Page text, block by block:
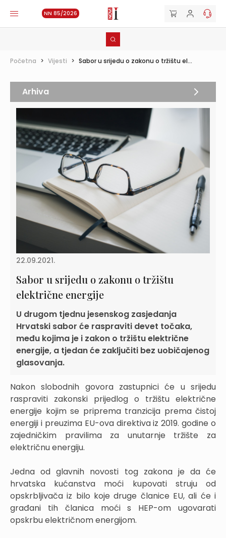
NN 85/2026
Početna > Vijesti > Sabor u srijedu o zakonu o tržištu el...
22.09.2021.
Sabor u srijedu o zakonu o tržištu
električne energije
U drugom tjednu jesenskog zasjedanja
Hrvatski sabor će raspraviti devet točaka,
među kojima je i zakon o tržištu električne
energije, a tjedan će zaključiti bez uobičajenog
glasovanja.
Nakon slobodnih govora zastupnici će u srijedu
raspraviti zakonski prijedlog o tržištu električne
energije kojim se priprema tranzicija prema čistoj
energiji i preuzima EU-ova direktiva iz 2019. godine o
zajedničkim pravilima za unutarnje tržište za
električnu energiju.
Jedna od glavnih novosti tog zakona je da će
hrvatska kućanstva moći kupovati struju od
opskrbljivača iz bilo koje druge članice EU, ali će i
građani tih članica moći s HEP-om ugovarati
opskrbu električnom energijom.
Arhiva